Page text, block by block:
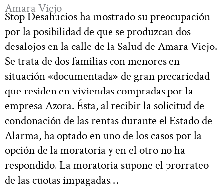
Amara Viejo
Stop Desahucios ha mostrado su preocupación
por la posibilidad de que se produzcan dos
desalojos en la calle de la Salud de Amara Viejo.
Se trata de dos familias con menores en
situación «documentada» de gran precariedad
que residen en viviendas compradas por la
empresa Azora. Ésta, al recibir la solicitud de
condonación de las rentas durante el Estado de
Alarma, ha optado en uno de los casos por la
opción de la moratoria y en el otro no ha
respondido. La moratoria supone el prorrateo
de las cuotas impagadas…